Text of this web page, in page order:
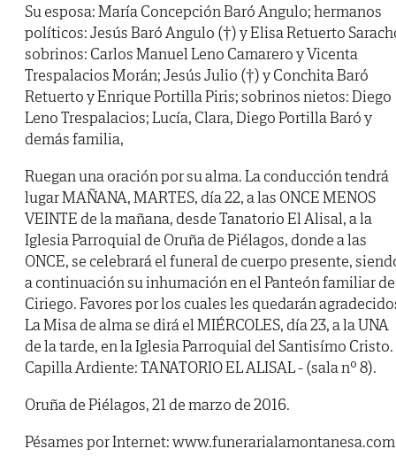
Su esposa: María Concepción Baró Angulo; hermanos
políticos: Jesús Baró Angulo (†) y Elisa Retuerto
sobrinos: Carlos Manuel Leno Camarero y Vicenta
Trespalacios Morán; Jesús Julio (†) y Conchita Baró
Retuerto y Enrique Portilla Piris; sobrinos nietos: Diego
Leno Trespalacios; Lucía, Clara, Diego Portilla Baró y
demás familia,
Ruegan una oración por su alma. La conducción tendrá
lugar MAÑANA, MARTES, día 22, a las ONCE MENOS
VEINTE de la mañana, desde Tanatorio El Alisal, a la
Iglesia Parroquial de Oruña de Piélagos, donde a las
ONCE, se celebrará el funeral de cuerpo presente,
a continuación su inhumación en el Panteón familiar de
Ciriego. Favores por los cuales les quedarán
La Misa de alma se dirá el MIÉRCOLES, día 23, a la UNA
de la tarde, en la Iglesia Parroquial del Santisímo Cristo.
Capilla Ardiente: TANATORIO EL ALISAL - (sala nº 8).
Oruña de Piélagos, 21 de marzo de 2016.
Pésames por Internet: www.funerarialamontanesa.com